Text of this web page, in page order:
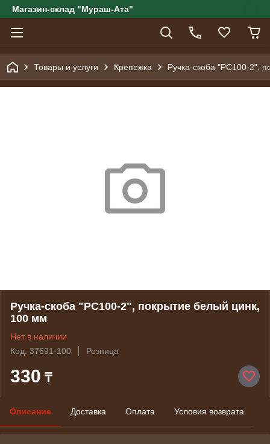
Магазин-склад "Мураш-Ата"
Товары и услуги Крепежка Ручка-скоба "РС100-2",
Ручка-скоба "РС100-2", покрытие белый цинк,
100 мм
Нет в наличии
Код: 37691-100
Розница
330 ₸
Описание Доставка Оплата Условия возврата